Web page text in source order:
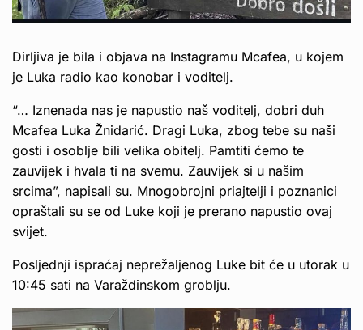
Dirljiva je bila i objava na Instagramu Mcafea, u kojem
je Luka radio kao konobar i voditelj.
“… Iznenada nas je napustio naš voditelj, dobri duh
Mcafea Luka Žnidarić. Dragi Luka, zbog tebe su naši
gosti i osoblje bili velika obitelj. Pamtiti ćemo te
zauvijek i hvala ti na svemu. Zauvijek si u našim
srcima”, napisali su. Mnogobrojni priajtelji i poznanici
opraštali su se od Luke koji je prerano napustio ovaj
svijet.
Posljednji ispraćaj neprežaljenog Luke bit će u utorak u
10:45 sati na Varaždinskom groblju.